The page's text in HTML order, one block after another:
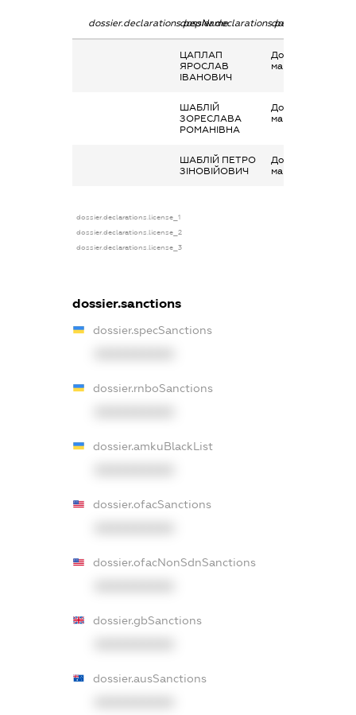
dossier.declarations.pepNamedossier.declarations.personName
ЦАПЛАП
ЯРОСЛАВ
ІВАНОВИЧ
Дохід від
майна в оренду
ШАБЛІЙ
ЗОРЕСЛАВА
РОМАНІВНА
Дохід від
майна в оренду
ШАБЛІЙ ПЕТРО
ЗІНОВІЙОВИЧ
Дохід від
майна в оренду
dossier.declarations.license_1
dossier.declarations.license_2
dossier.declarations.license_3
dossier.sanctions
dossier.specSanctions
dossier.rnboSanctions
dossier.amkuBlackList
dossier.ofacSanctions
dossier.ofacNonSdnSanctions
dossier.gbSanctions
dossier.ausSanctions